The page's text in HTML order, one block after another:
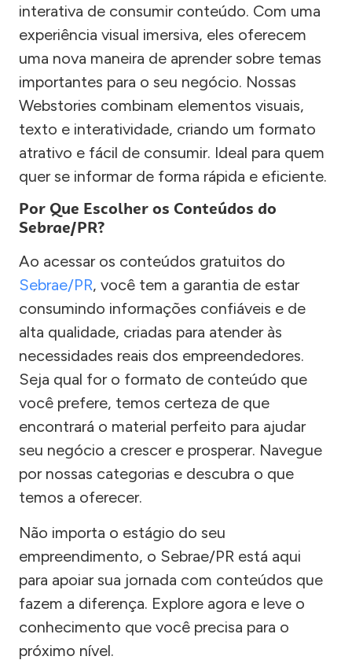
interativa de consumir conteúdo. Com uma
experiência visual imersiva, eles oferecem
uma nova maneira de aprender sobre temas
importantes para o seu negócio. Nossas
Webstories combinam elementos visuais,
texto e interatividade, criando um formato
atrativo e fácil de consumir. Ideal para quem
quer se informar de forma rápida e eficiente.
Por Que Escolher os Conteúdos do
Sebrae/PR?
Ao acessar os conteúdos gratuitos do
Sebrae/PR, você tem a garantia de estar
consumindo informações confiáveis e de
alta qualidade, criadas para atender às
necessidades reais dos empreendedores.
Seja qual for o formato de conteúdo que
você prefere, temos certeza de que
encontrará o material perfeito para ajudar
seu negócio a crescer e prosperar. Navegue
por nossas categorias e descubra o que
temos a oferecer.
Não importa o estágio do seu
empreendimento, o Sebrae/PR está aqui
para apoiar sua jornada com conteúdos que
fazem a diferença. Explore agora e leve o
conhecimento que você precisa para o
próximo nível.